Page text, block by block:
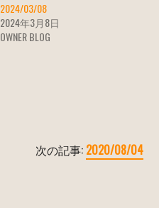
2024/03/08
2024年3月8日
OWNER BLOG
次の記事: 2020/08/04